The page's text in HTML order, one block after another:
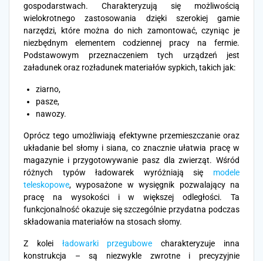
gospodarstwach. Charakteryzują się możliwością
wielokrotnego zastosowania dzięki szerokiej gamie
narzędzi, które można do nich zamontować, czyniąc je
niezbędnym elementem codziennej pracy na fermie.
Podstawowym przeznaczeniem tych urządzeń jest
załadunek oraz rozładunek materiałów sypkich, takich jak:
ziarno,
pasze,
nawozy.
Oprócz tego umożliwiają efektywne przemieszczanie oraz
układanie bel słomy i siana, co znacznie ułatwia pracę w
magazynie i przygotowywanie pasz dla zwierząt. Wśród
różnych typów ładowarek wyróżniają się modele
teleskopowe, wyposażone w wysięgnik pozwalający na
pracę na wysokości i w większej odległości. Ta
funkcjonalność okazuje się szczególnie przydatna podczas
składowania materiałów na stosach słomy.
Z kolei ładowarki przegubowe charakteryzuje inna
konstrukcja – są niezwykle zwrotne i precyzyjnie